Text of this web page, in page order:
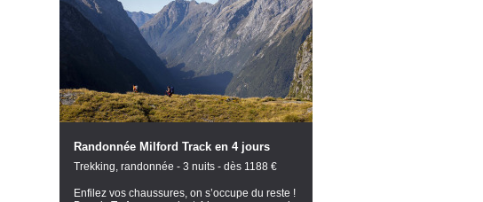
Randonnée Milford Track en 4 jours
Trekking, randonnée - 3 nuits - dès 1188 €
Enfilez vos chaussures, on s’occupe du reste !